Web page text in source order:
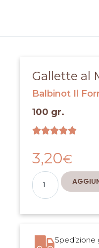
Gallette al
Balbinot Il
100 gr.

3,20€
Gallette
al
quantità
Alternative:
Spedizione